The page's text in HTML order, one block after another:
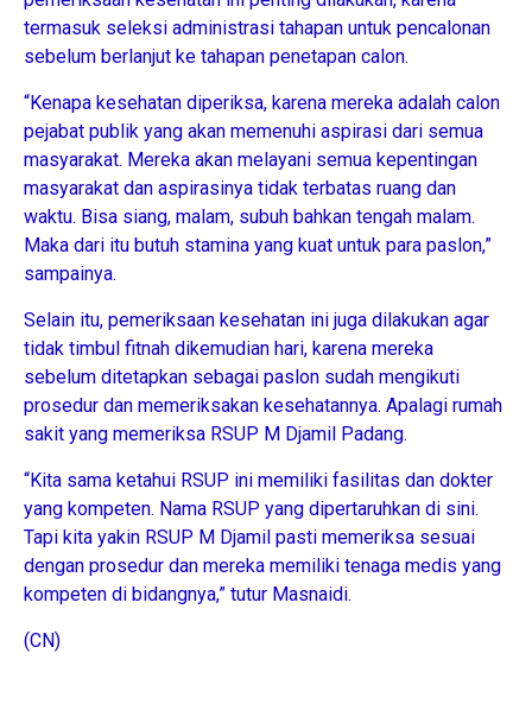
termasuk seleksi administrasi tahapan untuk pencalonan
sebelum berlanjut ke tahapan penetapan calon.
“Kenapa kesehatan diperiksa, karena mereka adalah calon
pejabat publik yang akan memenuhi aspirasi dari semua
masyarakat. Mereka akan melayani semua kepentingan
masyarakat dan aspirasinya tidak terbatas ruang dan
waktu. Bisa siang, malam, subuh bahkan tengah malam.
Maka dari itu butuh stamina yang kuat untuk para paslon,”
sampainya.
Selain itu, pemeriksaan kesehatan ini juga dilakukan agar
tidak timbul fitnah dikemudian hari, karena mereka
sebelum ditetapkan sebagai paslon sudah mengikuti
prosedur dan memeriksakan kesehatannya. Apalagi rumah
sakit yang memeriksa RSUP M Djamil Padang.
“Kita sama ketahui RSUP ini memiliki fasilitas dan dokter
yang kompeten. Nama RSUP yang dipertaruhkan di sini.
Tapi kita yakin RSUP M Djamil pasti memeriksa sesuai
dengan prosedur dan mereka memiliki tenaga medis yang
kompeten di bidangnya,” tutur Masnaidi.
(CN)